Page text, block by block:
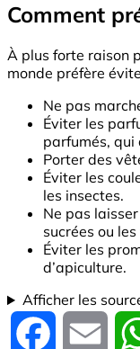
Comment
À plus forte raison
monde préfère
Ne pas
Éviter les
parfumés, qui
Porter des
Éviter les
les insectes.
Ne pas
sucrées ou
Éviter les
d’apiculture.
Afficher les
Facebook